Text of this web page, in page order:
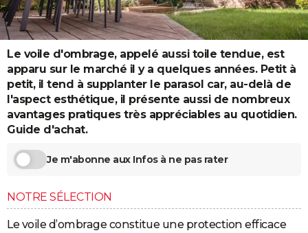
Destinations
City break
Voyage nature
Voyage de noces
Forum
Climat
+
PHOTO
BONS PLANS
CARTE DE VOEUX
Carte de Noël
Carte Bonne année
Carte Saint-Valentin
Carte Pâques
Carte d'anniversaire
DICTIONNAIRE
Dictionnaire
Biographies
Citations
Expressions
Proverbes
PROGRAMME TV
S'inscrire
Se connecter
Lycées
Collèges
Primaires
Universités
Entreprises
Service militaire
Avis de recherche
AVIS DE DÉCÈS
Le voile d'ombrage, appelé aussi toile tendue, est
apparu sur le marché il y a quelques années. Petit à
petit, il tend à supplanter le parasol car, au-delà de
l'aspect esthétique, il présente aussi de nombreux
avantages pratiques très appréciables au quotidien.
Guide d'achat.
Je m'abonne aux Infos à ne pas rater
NOTRE SÉLECTION
Le voile d’ombrage constitue une protection efficace